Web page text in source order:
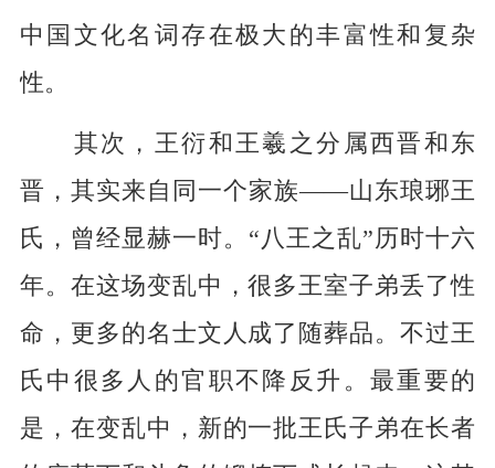
中国文化名词存在极大的丰富性和复杂
性。
其次，王衍和王羲之分属西晋和东
晋，其实来自同一个家族——山东琅琊王
氏，曾经显赫一时。“八王之乱”历时十六
年。在这场变乱中，很多王室子弟丢了性
命，更多的名士文人成了随葬品。不过王
氏中很多人的官职不降反升。最重要的
是，在变乱中，新的一批王氏子弟在长者